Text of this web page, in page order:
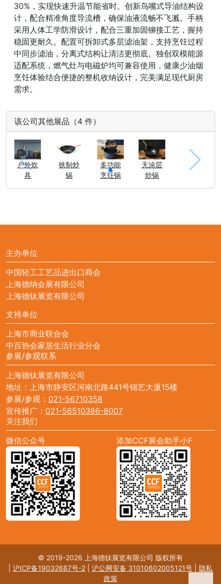
30%，实现快速升温节能省时。创新鸟嘴式导油结构设
计，配合精准角度导流槽，确保油液流畅不飞溅。手柄
采用人体工学防滑设计，配合三重加固铆接工艺，握持
稳固更耐久。配置可拆卸式多层滤油架，支持烹饪过程
中同步滤油，分离式结构让清洁更彻底。独创双模能源
适配系统，燃气灶与电磁炉均可兼容使用，健康少油烟
烹饪体验结合便捷的整机收纳设计，完美满足现代厨房
需求。
该公司其他展品（4 件）
户外炊
具
铁制炒
锅
多功能
烹饪锅
无涂层
炒锅
主办单位
中国轻工工艺品进出口商会
上海德纳会展有限公司
上海德钛展览有限公司
支持单位
上海市商业联合会
中百协会家居生活行业分会
参展/参观联系
上海德钛展览有限公司
地址：上海市静安区河南北路441号锦艺大厦15楼
参展/参观： 021-56710358
宣传推广： 021-56510386-8007
关注我们
微信公众号
添加CCF展会助手小F
© 2019-2026 上海德钛展览有限公司 版权所有
沪ICP备19032687号-2 沪公网安备 31010602005121号
隐私
政策